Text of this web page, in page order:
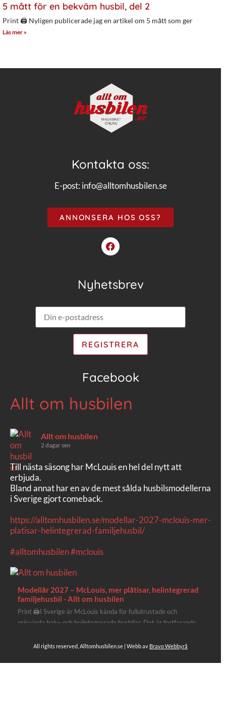
5 mått för en bekväm husbil, del 2
Print 🖨 Nyligen publicerade jag en artikel om 5 mått som ger
Läs mer »
Kontakta oss:
E-post: info@alltomhusbilen.se
ANNONSERA HOS OSS?
Nyhetsbrev
Facebook
Allt om husbilen
Allt om husbilen
2 dagar sen
Till nästa säsong har McLouis en hel del nytt att
erbjuda.
Bland annat har en av de mest sålda husbilsmodellerna
i Sverige gjort comeback.
https://alltomhusbilen.se/modellar-2027-mclouis-mer-
platisar-helintegrerad-familjehusbil/
#alltomhusbilen#mclouis
Modellår 2027 – McLouis, mer plåtisar, helintegrerad
familjehusbil - Allt om husbilen
Print 🖨I Sverige är McLouis kända för fullutrustade och
prisvärda halv- och helintegrerade husbilar. Det är fortfarande
plåtisutbud lite extra kärlek med hela 3 nya utrustningsnivåer.
All rights reserved, Alltomhusbilen.se | Webb av Bravo Webbyrå